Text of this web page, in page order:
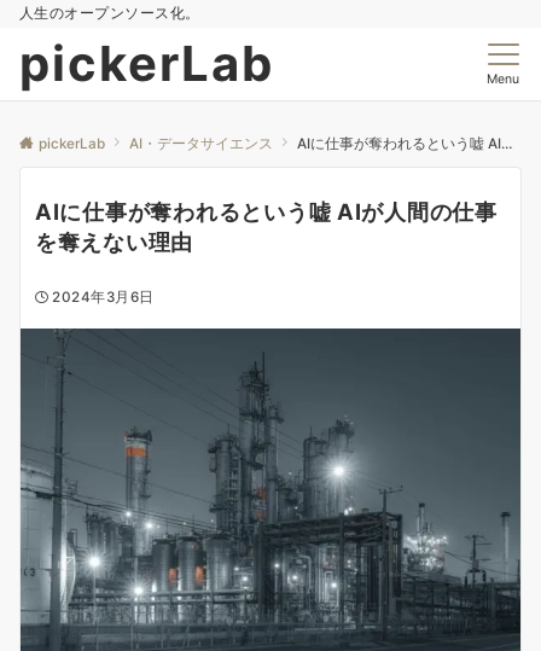
人生のオープンソース化。
pickerLab Menu
pickerLab AI・データサイエンス AIに仕事が奪われるという嘘 AIが人間の仕事を奪えない理由
AIに仕事が奪われるという嘘 AIが人間の仕事
を奪えない理由
2024年3月6日